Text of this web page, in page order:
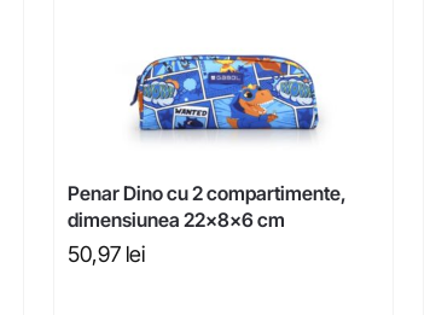
Penar Dino cu 2 compartimente,
dimensiunea 22x8x6 cm
50,97 lei